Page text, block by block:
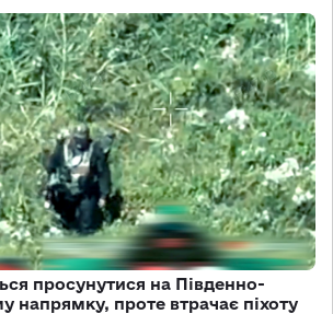
просунутися на Південно-
напрямку, проте втрачає піхоту